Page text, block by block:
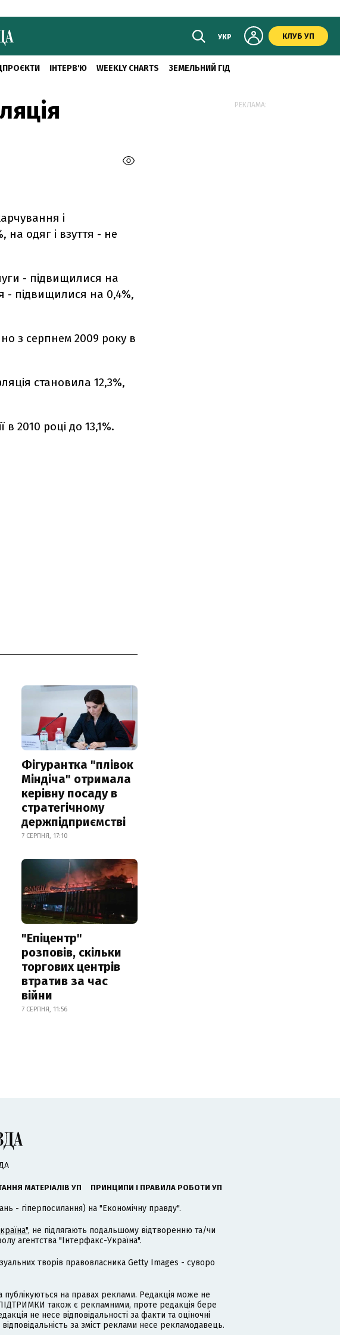
УКР КЛУБ УП
ІНТЕРВ'Ю WEEKLY CHARTS ЗЕМЕЛЬНИЙ ГІД
і
на одяг і взуття - не
- підвищилися на
- підвищилися на 0,4%,
з серпнем 2009 року в
становила 12,3%,
2010 році до 13,1%.
Фігурантка "плівок
Міндіча" отримала
керівну посаду в
стратегічному
держпідприємстві
7 СЕРПНЯ, 17:10
"Епіцентр"
розповів, скільки
торгових центрів
втратив за час
війни
7 СЕРПНЯ, 11:56
РЕКЛАМА:
МАТЕРІАЛІВ УП ПРИНЦИПИ І ПРАВИЛА РОБОТИ УП
- гіперпосилання) на "Економічну правду".
, не підлягають подальшому відтворенню та/чи
агентства "Інтерфакс-Україна".
творів правовласника Getty Images - суворо
на правах реклами. Редакція може не
також є рекламними, проте редакція бере
не несе відповідальності за факти та оціночні
за зміст реклами несе рекламодавець.